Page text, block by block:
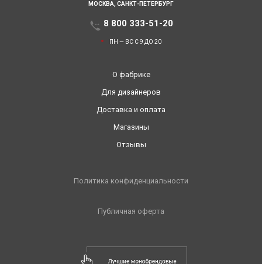
МОСКВА, САНКТ-ПЕТЕРБУРГ
8 800 333-51-20
ПН — ВС С 9 ДО 20
О фабрике
Для дизайнеров
Доставка и оплата
Магазины
Отзывы
Политика конфиденциальности
Публичная оферта